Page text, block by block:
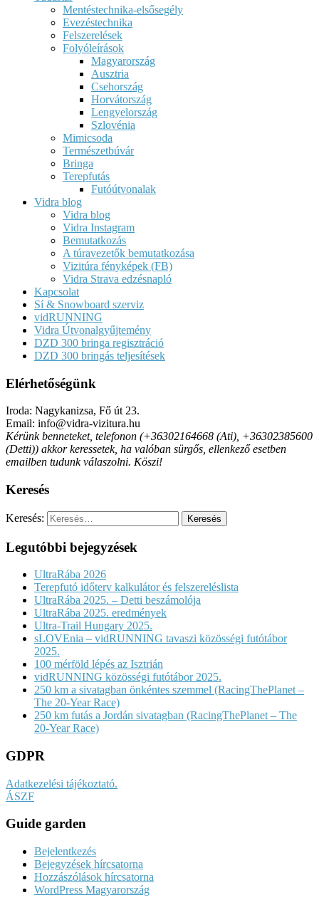
Mentéstechnika-elsősegély
Evezéstechnika
Felszerelések
Folyóleírások
Magyarország
Ausztria
Csehország
Horvátország
Lengyelország
Szlovénia
Mimicsoda
Természetbúvár
Bringa
Terepfutás
Futóútvonalak
Vidra blog
Vidra blog
Vidra Instagram
Bemutatkozás
A túravezetők bemutatkozása
Vizitúra fényképek (FB)
Vidra Strava edzésnapló
Kapcsolat
Sí & Snowboard szerviz
vidRUNNING
Vidra Útvonalgyűjtemény
DZD 300 bringa regisztráció
DZD 300 bringás teljesítések
Elérhetőségünk
Iroda: Nagykanizsa, Fő út 23.
Email: info@vidra-vizitura.hu
Kérünk benneteket, telefonon (+36302164668 (Ati), +36302385600
(Detti)) akkor keressetek, ha valóban sürgős, ellenkező esetben
emailben tudunk válaszolni. Köszi!
Keresés
Keresés:
Legutóbbi bejegyzések
UltraRába 2026
Terepfutó időterv kalkulátor és felszereléslista
UltraRába 2025. – Detti beszámolója
UltraRába 2025. eredmények
Ultra-Trail Hungary 2025.
sLOVEnia – vidRUNNING tavaszi közösségi futótábor
2025.
100 mérföld lépés az Isztrián
vidRUNNING közösségi futótábor 2025.
250 km a sivatagban önkéntes szemmel (RacingThePlanet –
The 20-Year Race)
250 km futás a Jordán sivatagban (RacingThePlanet – The
20-Year Race)
GDPR
Adatkezelési tájékoztató.
ÁSZF
Guide garden
Bejelentkezés
Bejegyzések hírcsatorna
Hozzászólások hírcsatorna
WordPress Magyarország